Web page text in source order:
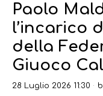
Paolo
l’incarico
della
Giuoco
28 Luglio 2026 11:30